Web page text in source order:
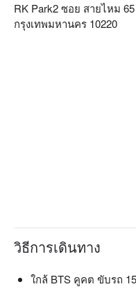
RK Park2 ซอย สายไหม
กรุงเทพมหานคร 10220
วิธีการเดินทาง
ใกล้ BTS คูคต ขับรถ